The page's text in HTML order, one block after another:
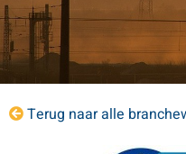
Terug naar alle